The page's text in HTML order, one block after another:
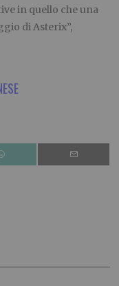
in quello che una
di Asterix”,